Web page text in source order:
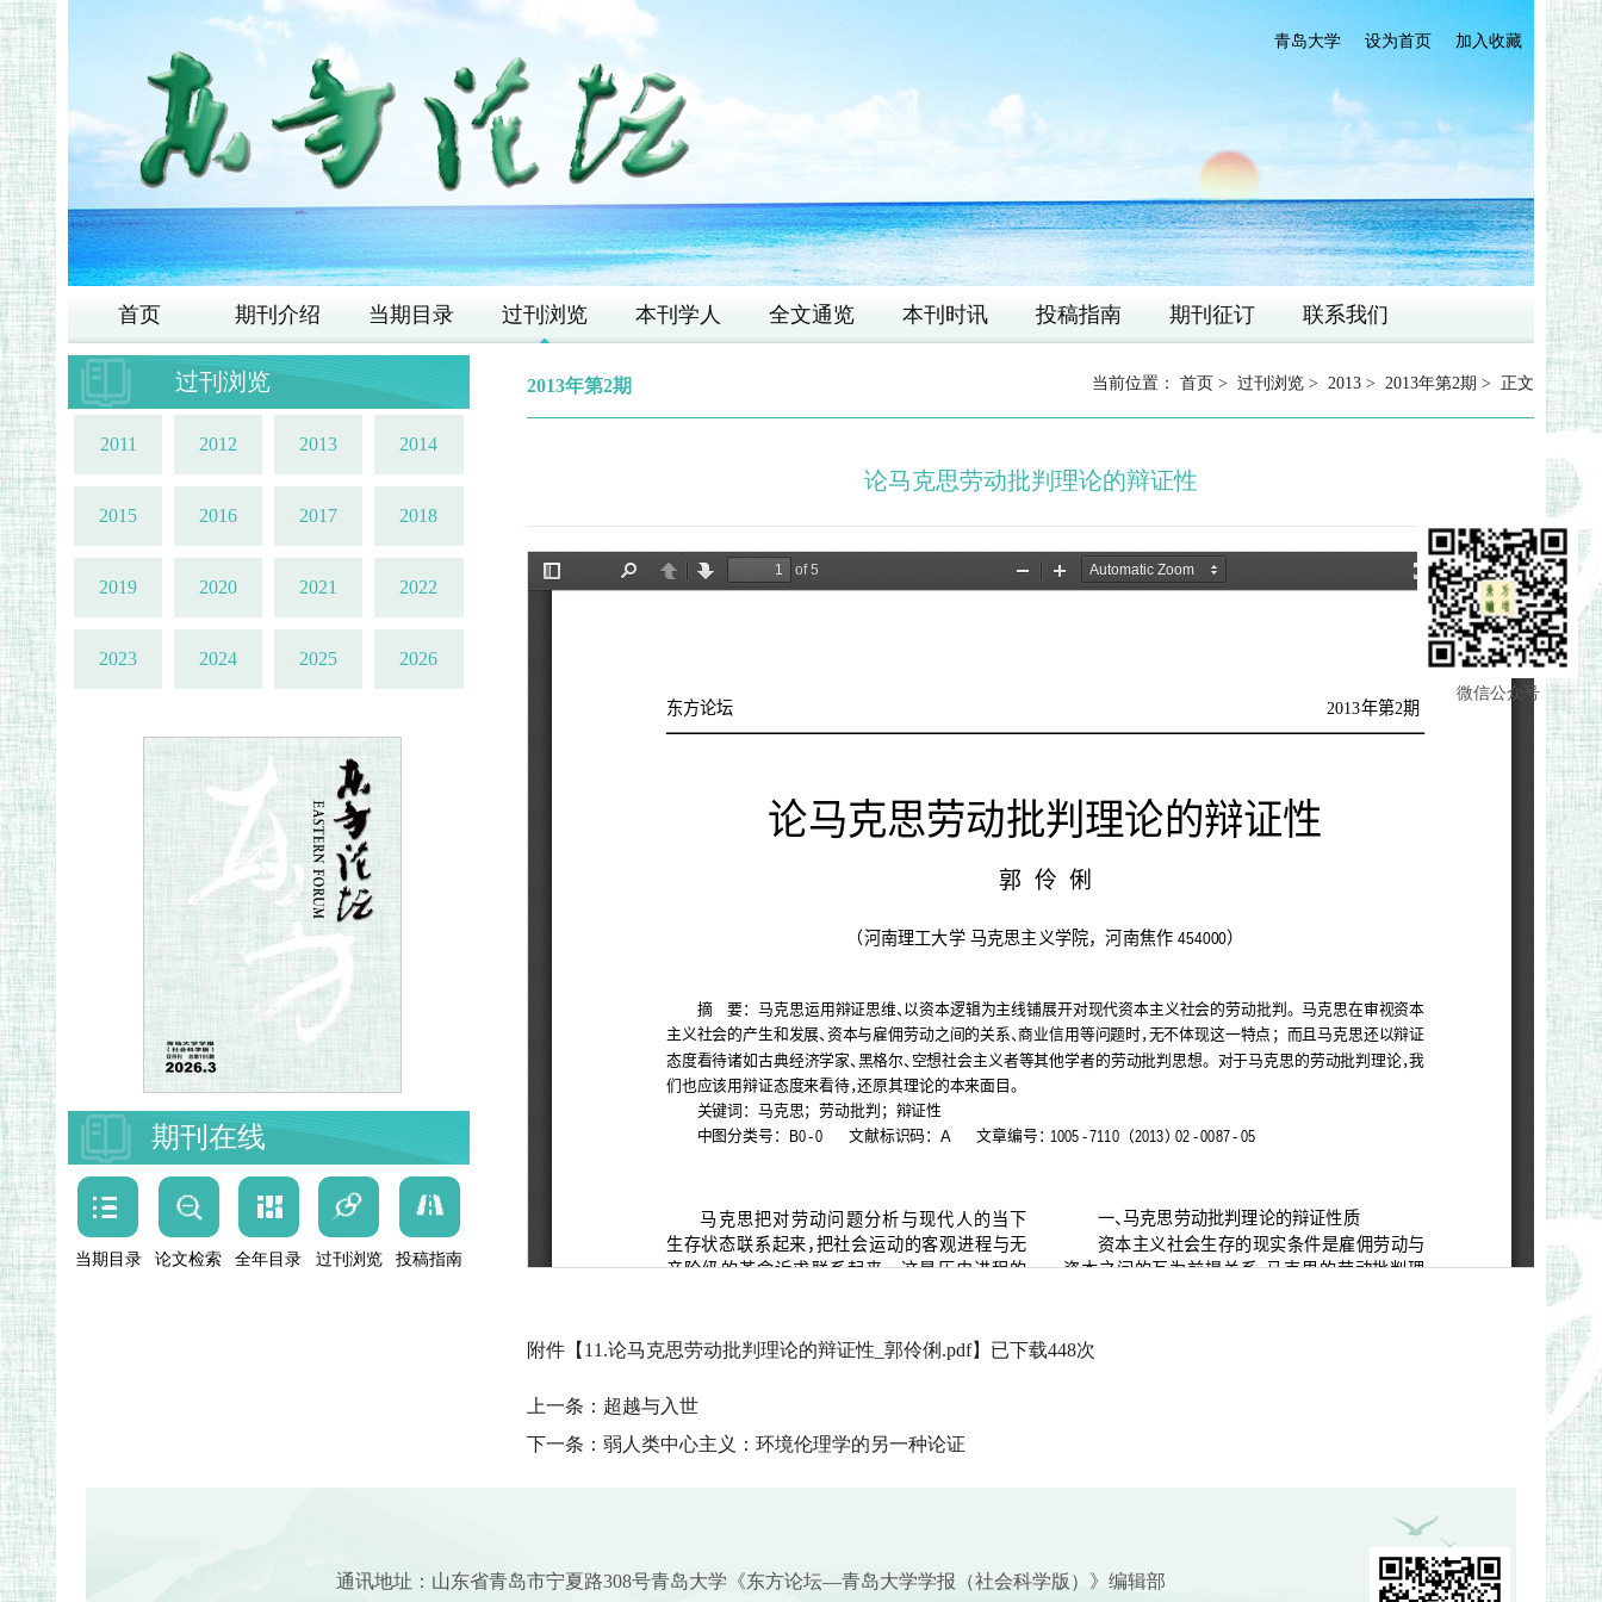
加入收藏
设为首页
青岛大学
首页 期刊介绍 当期目录 过刊浏览 本刊学人 全文通览 本刊时讯 投稿指南 期刊征订 联系我们
微信公众号
过刊浏览
2011 2012 2013 2014
2015 2016 2017 2018
2019 2020 2021 2022
2023 2024 2025 2026
期刊在线
当期目录 论文检索 全年目录 过刊浏览 投稿指南
2013年第2期 当前位置： 首页 > 过刊浏览 > 2013 > 2013年第2期 > 正文
论马克思劳动批判理论的辩证性
附件【 11.论马克思劳动批判理论的辩证性_郭伶俐.pdf】已下载448次
上一条： 超越与入世
下一条： 弱人类中心主义：环境伦理学的另一种论证
通讯地址：山东省青岛市宁夏路308号青岛大学《东方论坛—青岛大学学报（社会科学版）》编辑部